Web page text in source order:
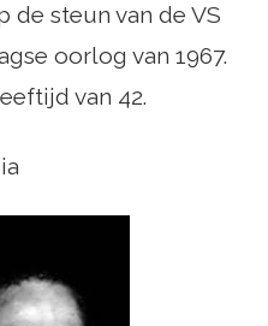
de steun van de VS
oorlog van 1967.
van 42.